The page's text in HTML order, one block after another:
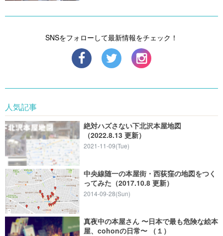
SNSをフォローして最新情報をチェック！
人気記事
絶対ハズさない下北沢本屋地図
（2022.8.13 更新）
2021-11-09(Tue)
中央線随一の本屋街・西荻窪の地図をつく
ってみた（2017.10.8 更新）
2014-09-28(Sun)
真夜中の本屋さん 〜日本で最も危険な絵本
屋、cohonの日常〜 （１）